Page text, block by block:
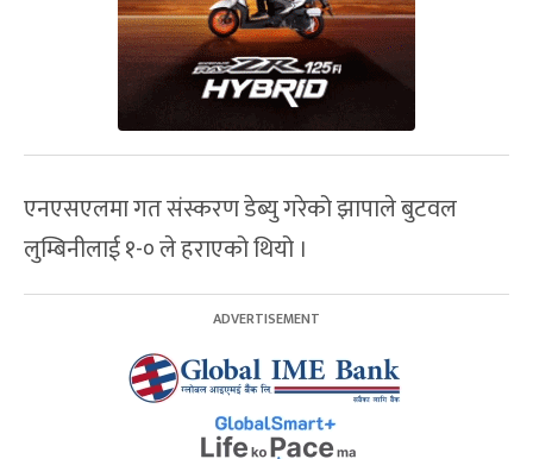
एनएसएलमा गत संस्करण डेब्यु गरेको झापाले बुटवल
लुम्बिनीलाई १-० ले हराएको थियो ।